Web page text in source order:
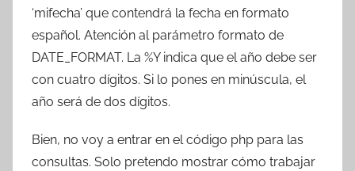
‘mifecha’ que contendrá la fecha en formato
español. Atención al parámetro formato de
DATE_FORMAT. La %Y indica que el año debe ser
con cuatro dígitos. Si lo pones en minúscula, el
año será de dos dígitos.
Bien, no voy a entrar en el código php para las
consultas. Solo pretendo mostrar cómo trabajar